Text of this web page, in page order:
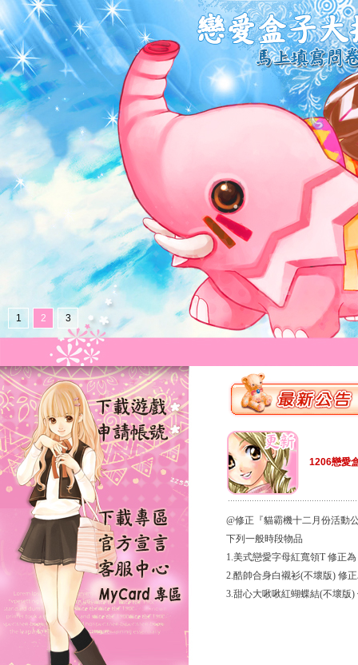
1 2 3
1206戀愛
@修正『貓霸機十二月份活動
下列一般時段物品
1.美式戀愛字母紅寬領T 修正
2.酷帥合身白襯衫(不壞版) 修
3.甜心大啾啾紅蝴蝶結(不壞版)